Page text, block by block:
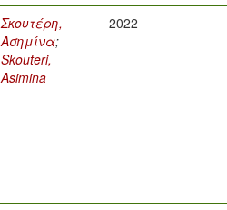
Σκουτέρη,
Ασημίνα;
Skouteri,
Asimina
2022